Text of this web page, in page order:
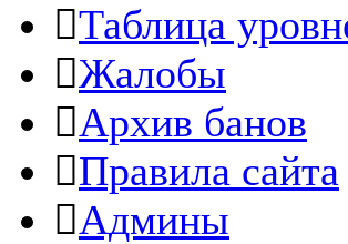
Таблица
Жалобы
Архив банов
Правила сайта
Админы